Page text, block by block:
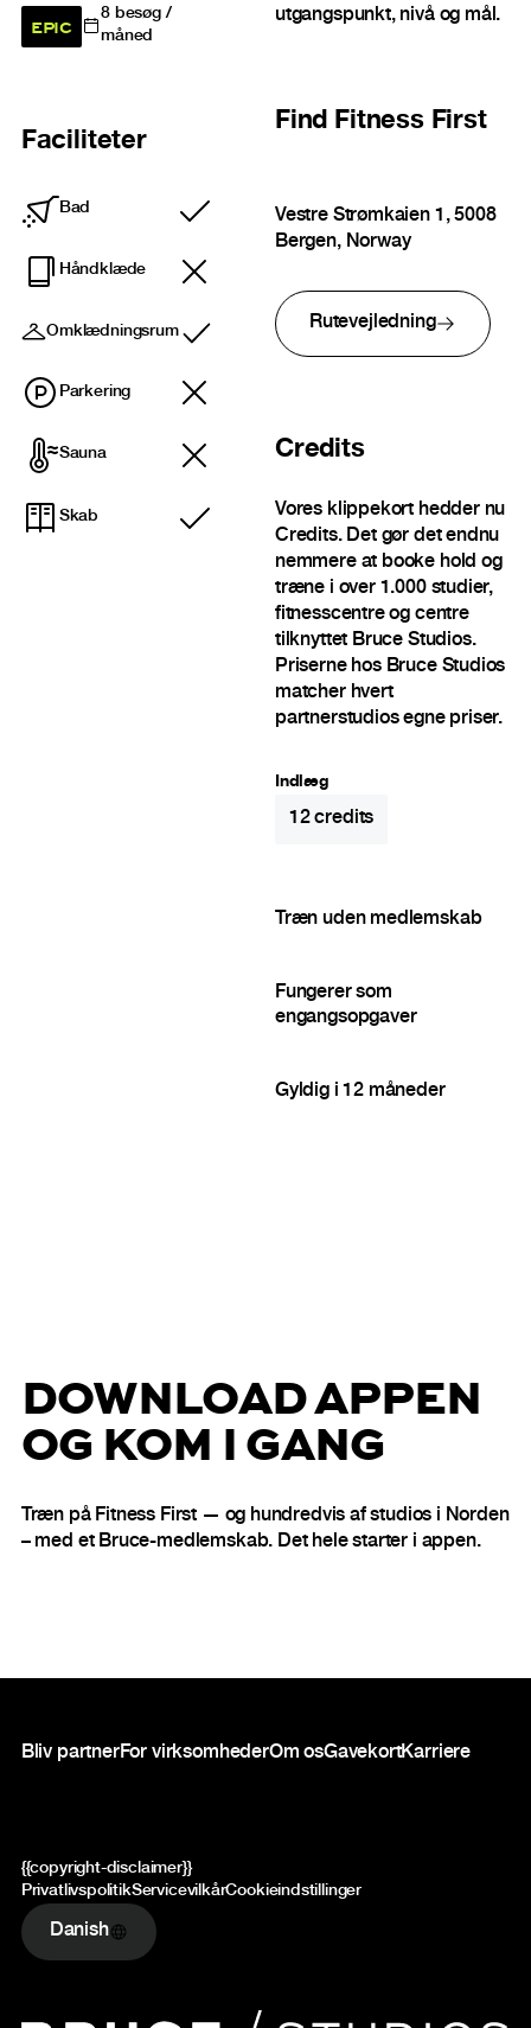
EPIC 8besøg /
måned
Faciliteter
Bad
Inkluderet
Håndklæde
Omklædningsrum
Inkluderet
Parkering
Sauna
Skab
Inkluderet
utgangspunkt, nivå og mål.
Find Fitness First
Vestre Strømkaien 1, 5008
Bergen, Norway
Rutevejledning
Credits
Vores klippekort hedder nu
Credits. Det gør det endnu
nemmere at booke hold og
træne i over 1.000 studier,
fitnesscentre og centre
tilknyttet Bruce Studios.
Priserne hos Bruce Studios
matcher hvert
partnerstudios egne priser.
Indlæg
12credits
Træn uden medlemskab
Fungerer som
engangsopgaver
Gyldig i 12 måneder
DOWNLOAD APPEN
OG KOM I GANG
Træn på Fitness First — og hundredvis af studios i Norden
– med et Bruce-medlemskab. Det hele starter i appen.
Bliv partnerFor virksomhederOm osGavekortKarriere
{{copyright-disclaimer}}
PrivatlivspolitikServicevilkårCookieindstillinger
Danish